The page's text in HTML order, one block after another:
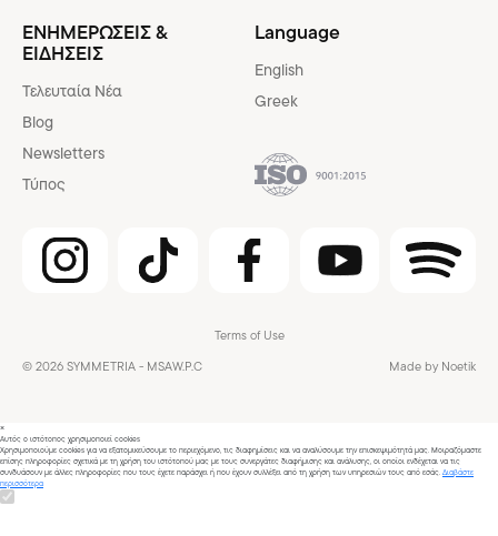
ΕΝΗΜΕΡΩΣΕΙΣ &
ΕΙΔΗΣΕΙΣ
Τελευταία Νέα
Blog
Newsletters
Τύπος
Language
English
Greek
© 2026 SYMMETRIA - MSAW.P.C
Terms of Use
Made by Noetik
×
Αυτός ο ιστότοπος χρησιμοποιεί cookies
Χρησιμοποιούμε cookies για να εξατομικεύσουμε το περιεχόμενο, τις διαφημίσεις και να αναλύσουμε την επισκεψιμότητά μας. Μοιραζόμαστε
επίσης πληροφορίες σχετικά με τη χρήση του ιστότοπού μας με τους συνεργάτες διαφήμισης και ανάλυσης, οι οποίοι ενδέχεται να τις
συνδυάσουν με άλλες πληροφορίες που τους έχετε παράσχει ή που έχουν συλλέξει από τη χρήση των υπηρεσιών τους από εσάς. Διαβάστε
περισσότερα